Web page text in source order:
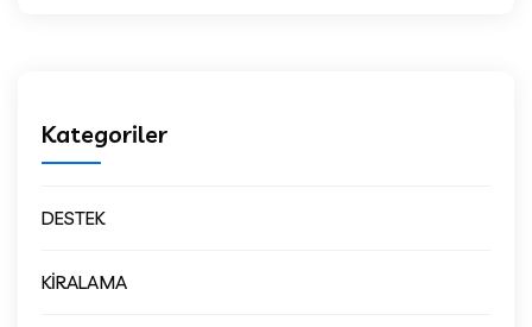
Kategoriler
DESTEK
KİRALAMA